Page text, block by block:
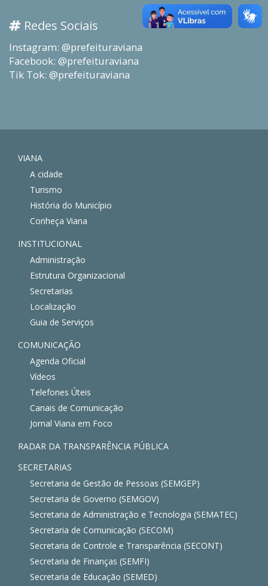
Redes Sociais
Instagram: @prefeituraviana
Facebook: @prefeituraviana
Tik Tok: @prefeituraviana
VIANA
A cidade
Turismo
História do Município
Conheça Viana
INSTITUCIONAL
Administração
Estrutura Organizacional
Secretarias
Localização
Guia de Serviços
COMUNICAÇÃO
Agenda Oficial
Vídeos
Telefones Úteis
Canais de Comunicação
Jornal Viana em Foco
RADAR DA TRANSPARÊNCIA PÚBLICA
SECRETARIAS
Secretaria de Gestão de Pessoas (SEMGEP)
Secretaria de Governo (SEMGOV)
Secretaria de Administração e Tecnologia (SEMATEC)
Secretaria de Comunicação (SECOM)
Secretaria de Controle e Transparência (SECONT)
Secretaria de Finanças (SEMFI)
Secretaria de Educação (SEMED)